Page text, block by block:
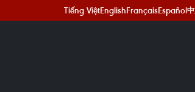
Tiếng ViệtEnglishFrançaisEspañol